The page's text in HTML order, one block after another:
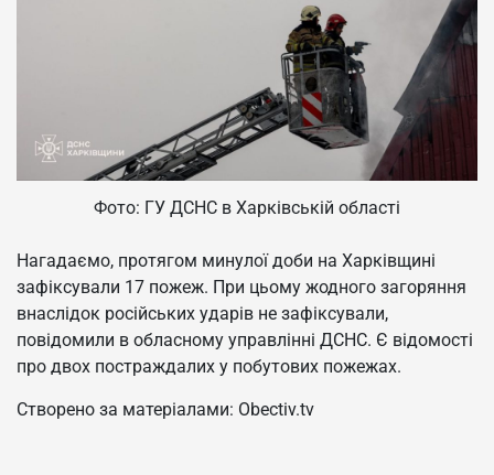
Фото: ГУ ДСНС в Харківській області
Нагадаємо, протягом минулої доби на Харківщині
зафіксували 17 пожеж. При цьому жодного загоряння
внаслідок російських ударів не зафіксували,
повідомили в обласному управлінні ДСНС. Є відомості
про двох постраждалих у побутових пожежах.
Створено за матеріалами: Obectiv.tv